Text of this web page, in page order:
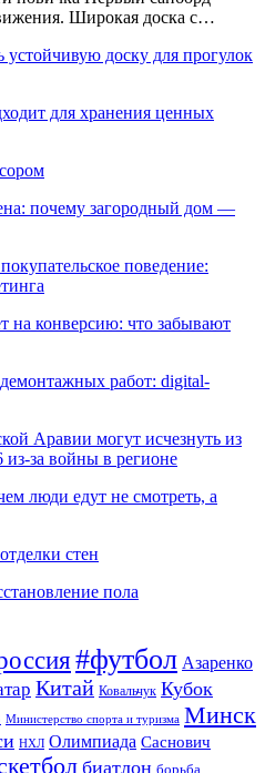
Широкая доска с…
доску для прогулок
для хранения ценных
почему загородный дом —
поведение:
на конверсию: что забывают
работ: digital-
Аравии могут исчезнуть из
за войны в регионе
люди едут не смотреть, а
стен
пола
#футбол Азаренко
Китай Ковальчук Кубок
Министерство спорта и туризма Минск
НХЛ Олимпиада Саснович
биатлон борьба